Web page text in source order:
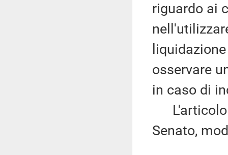
riguardo ai
osservare
in caso di
L'articolo
Senato,